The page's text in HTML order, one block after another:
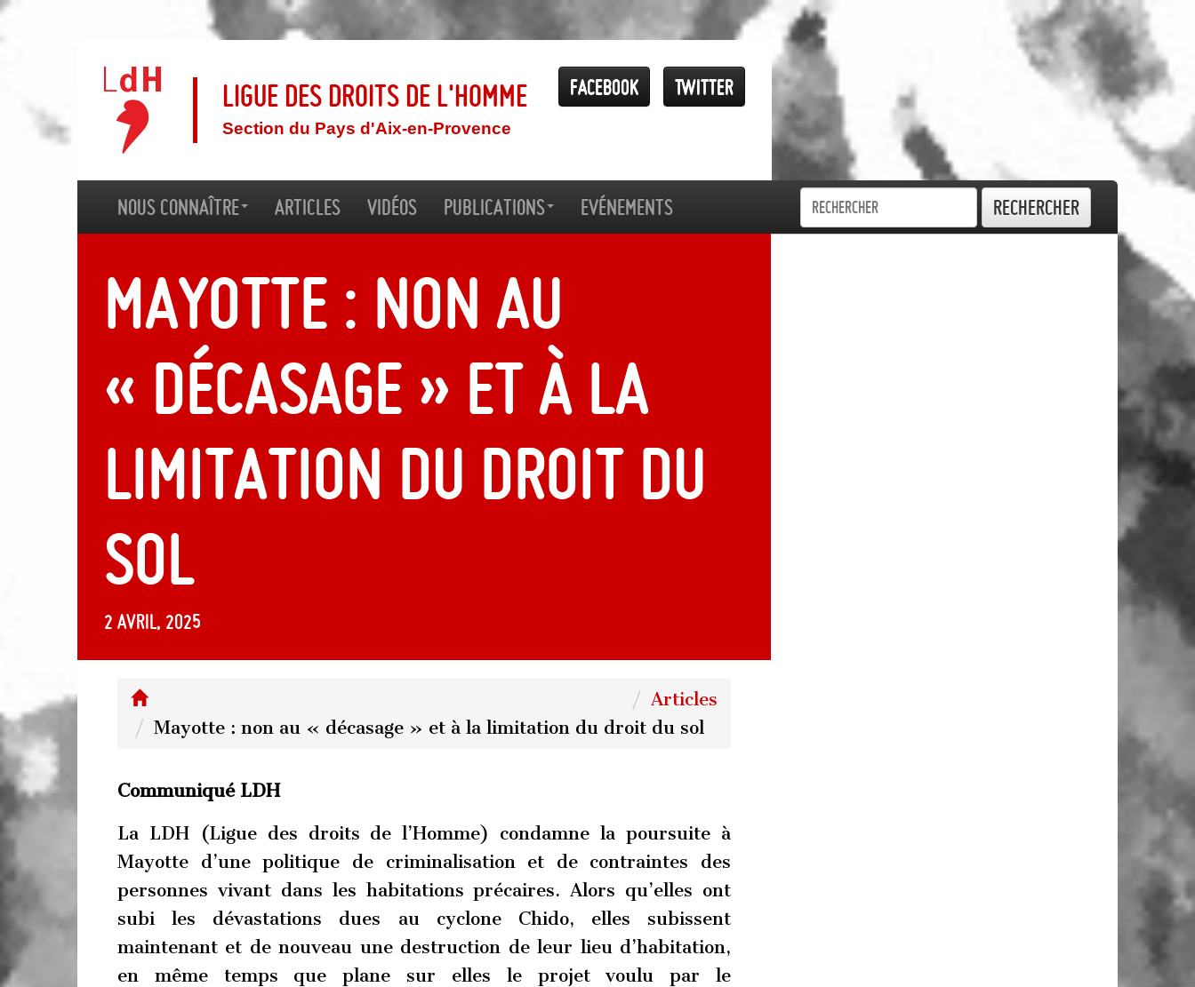
Twitter
Facebook
Ligue des droits de l'Homme
Section du Pays d'Aix-en-Provence
Nous connaître Articles Vidéos Publications Evénements Rechercher
Mayotte : non au
« décasage » et à la
limitation du droit du
sol
2 avril, 2025
Articles
Mayotte : non au « décasage » et à la limitation du droit du sol
Communiqué LDH
La LDH (Ligue des droits de l’Homme) condamne la poursuite à
Mayotte d’une politique de criminalisation et de contraintes des
personnes vivant dans les habitations précaires. Alors qu’elles ont
subi les dévastations dues au cyclone Chido, elles subissent
maintenant et de nouveau une destruction de leur lieu d’habitation,
en même temps que plane sur elles le projet voulu par le